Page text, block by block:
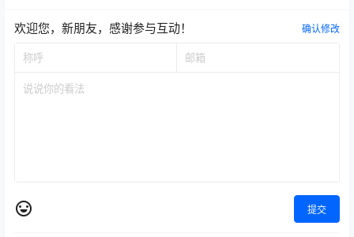
欢迎您，新朋友，感谢参与互动！ 确认修改
提交